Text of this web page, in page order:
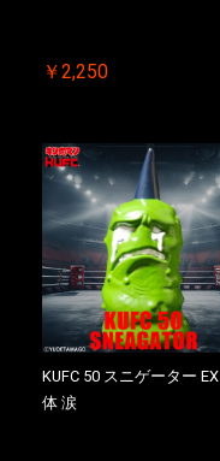
￥2,250
KUFC 50 スニゲーター
体 涙